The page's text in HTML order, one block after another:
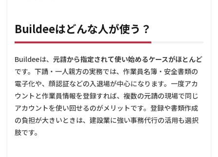
Buildeeはどんな人が使う？
Buildeeは、 元請から指定されて使い始めるケースがほとんど
です。下請・一人親方の実務では、作業員名簿・安全書類の
電子化や、顔認証などの入退場が中心になります。一度アカ
ウントと作業員情報を登録すれば、複数の元請の現場で同じ
アカウントを使い回せるのがメリットです。登録や書類作成
の負担が大きいときは、建設業に強い事務代行の活用も選択
肢です。